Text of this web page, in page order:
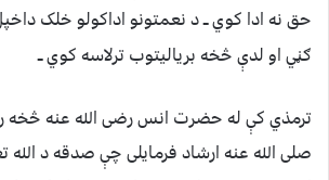
حق نه ادا کوي ــ د نعمتونو اداکولو خلک
ګڼي او لدې څخه بریالیتوب ترلاسه کوي ــ
ترمذي کې له حضرت انس رضی الله عنه
صلی الله عنه ارشاد فرمایلی چې صدقه د